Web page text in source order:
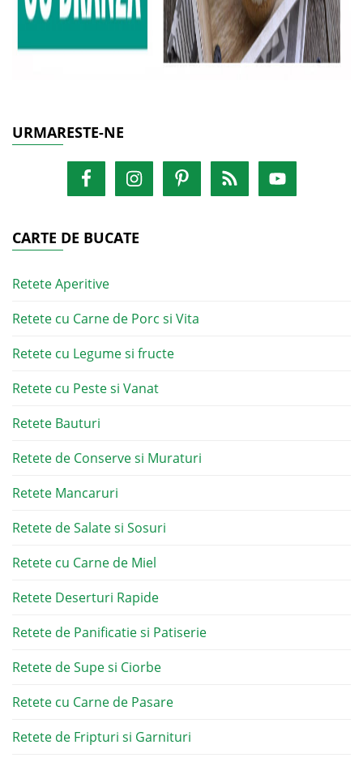
URMARESTE-NE
CARTE DE BUCATE
Retete Aperitive
Retete cu Carne de Porc si Vita
Retete cu Legume si fructe
Retete cu Peste si Vanat
Retete Bauturi
Retete de Conserve si Muraturi
Retete Mancaruri
Retete de Salate si Sosuri
Retete cu Carne de Miel
Retete Deserturi Rapide
Retete de Panificatie si Patiserie
Retete de Supe si Ciorbe
Retete cu Carne de Pasare
Retete de Fripturi si Garnituri